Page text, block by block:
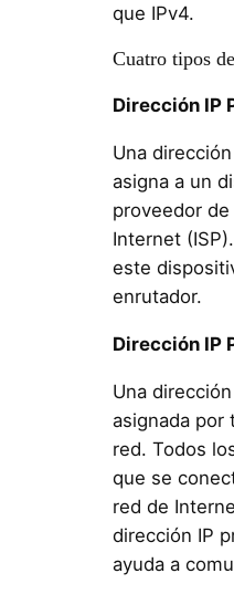
que IPv4.
Cuatro tipos
Dirección IP
Una
asigna a un
proveedor
Internet
este
enrutador.
Dirección IP
Una
asignada por
red. Todos
que se
red de
dirección IP
ayuda a